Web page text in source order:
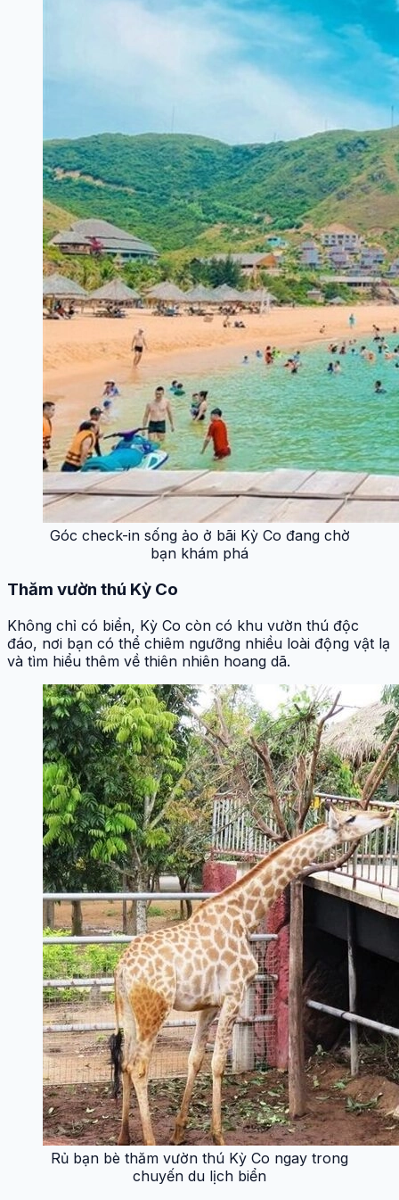
Góc check-in sống ảo ở bãi Kỳ Co đang chờ
bạn khám phá
Thăm vườn thú Kỳ Co
Không chỉ có biển, Kỳ Co còn có khu vườn thú độc
đáo, nơi bạn có thể chiêm ngưỡng nhiều loài động vật lạ
và tìm hiểu thêm về thiên nhiên hoang dã.
Rủ bạn bè thăm vườn thú Kỳ Co ngay trong
chuyến du lịch biển